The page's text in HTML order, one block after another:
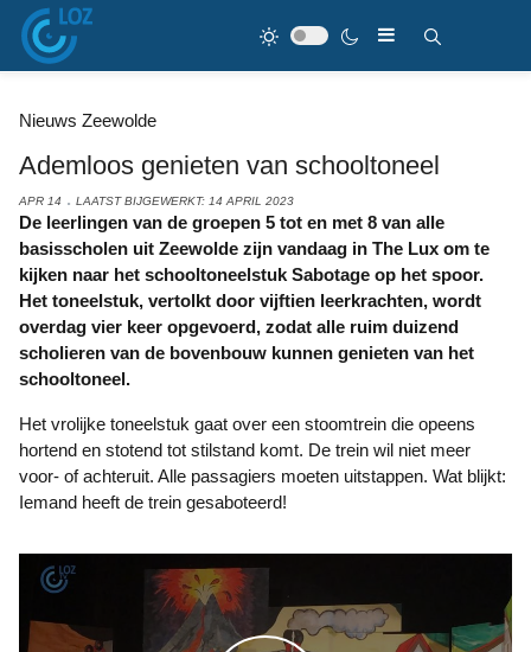
Nieuws Zeewolde
Ademloos genieten van schooltoneel
APR 14 LAATST BIJGEWERKT: 14 APRIL 2023
De leerlingen van de groepen 5 tot en met 8 van alle
basisscholen uit Zeewolde zijn vandaag in The Lux om te
kijken naar het schooltoneelstuk Sabotage op het spoor.
Het toneelstuk, vertolkt door vijftien leerkrachten, wordt
overdag vier keer opgevoerd, zodat alle ruim duizend
scholieren van de bovenbouw kunnen genieten van het
schooltoneel.
Het vrolijke toneelstuk gaat over een stoomtrein die opeens
hortend en stotend tot stilstand komt. De trein wil niet meer
voor- of achteruit. Alle passagiers moeten uitstappen. Wat blijkt:
Iemand heeft de trein gesaboteerd!